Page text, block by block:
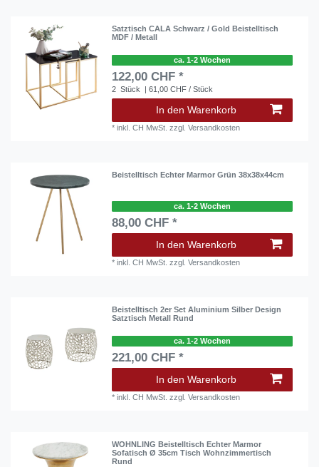
Satztisch CALA Schwarz / Gold Beistelltisch
MDF / Metall
ca. 1-2 Wochen
122,00 CHF *
2 Stück | 61,00 CHF / Stück
In den Warenkorb
*inkl. CH MwSt. zzgl.Versandkosten
Beistelltisch Echter Marmor Grün 38x38x44cm
ca. 1-2 Wochen
88,00 CHF *
In den Warenkorb
*inkl. CH MwSt. zzgl.Versandkosten
Beistelltisch 2er Set Aluminium Silber Design
Satztisch Metall Rund
ca. 1-2 Wochen
221,00 CHF *
In den Warenkorb
*inkl. CH MwSt. zzgl.Versandkosten
WOHNLING Beistelltisch Echter Marmor
Sofatisch Ø 35cm Tisch Wohnzimmertisch
Rund